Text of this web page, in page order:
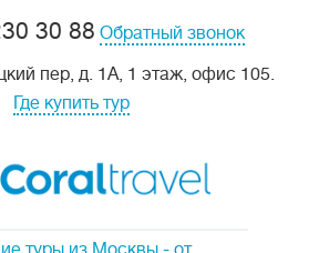
30 88 Обратный звонок
пер, д. 1А, 1 этаж, офис 105.
Где купить тур